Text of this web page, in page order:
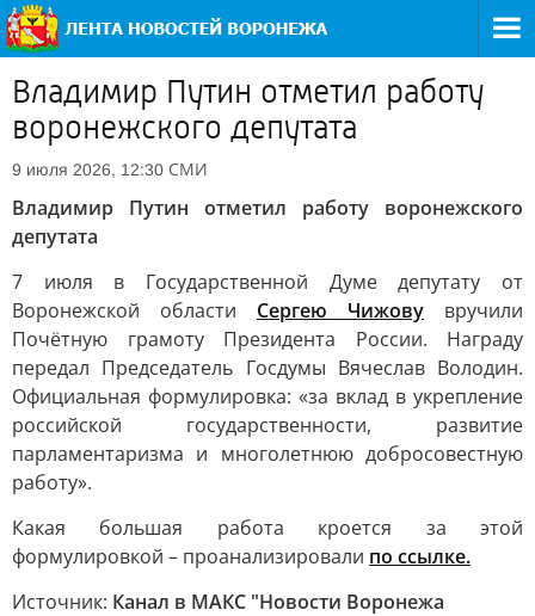
Владимир Путин отметил работу
воронежского депутата
9 июля 2026, 12:30 СМИ
Владимир Путин отметил работу воронежского
депутата
7 июля в Государственной Думе депутату от
Воронежской области Сергею Чижову вручили
Почётную грамоту Президента России. Награду
передал Председатель Госдумы Вячеслав Володин.
Официальная формулировка: «за вклад в укрепление
российской государственности, развитие
парламентаризма и многолетнюю добросовестную
работу».
Какая большая работа кроется за этой
формулировкой – проанализировали по ссылке.
Источник: Канал в МАКС "Новости Воронежа